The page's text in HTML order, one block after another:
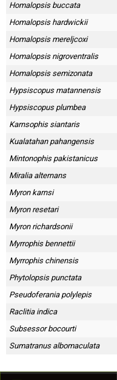
Homalopsis buccata
Homalopsis hardwickii
Homalopsis mereljcoxi
Homalopsis nigroventralis
Homalopsis semizonata
Hypsiscopus matannensis
Hypsiscopus plumbea
Karnsophis siantaris
Kualatahan pahangensis
Mintonophis pakistanicus
Miralia alternans
Myron karnsi
Myron resetari
Myron richardsonii
Myrrophis bennettii
Myrrophis chinensis
Phytolopsis punctata
Pseudoferania polylepis
Raclitia indica
Subsessor bocourti
Sumatranus albomaculata